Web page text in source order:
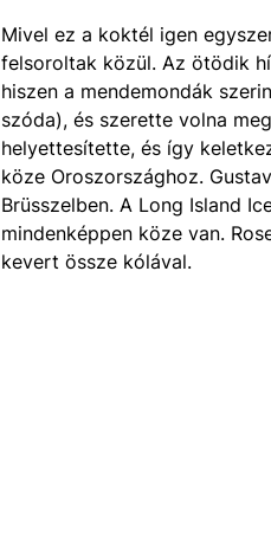
Mivel ez a koktél igen
felsoroltak közül. Az ötödik
hiszen a mendemondák
szóda), és szerette volna
helyettesítette, és így
köze Oroszországhoz.
Brüsszelben. A Long Island
mindenképpen köze van.
kevert össze kólával.